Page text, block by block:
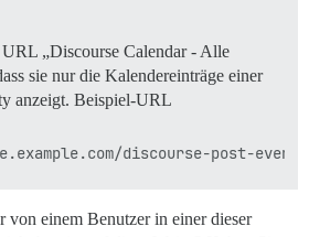
„Discourse Calendar - Alle
sie nur die Kalendereinträge einer
anzeigt. Beispiel-URL
von einem Benutzer in einer dieser